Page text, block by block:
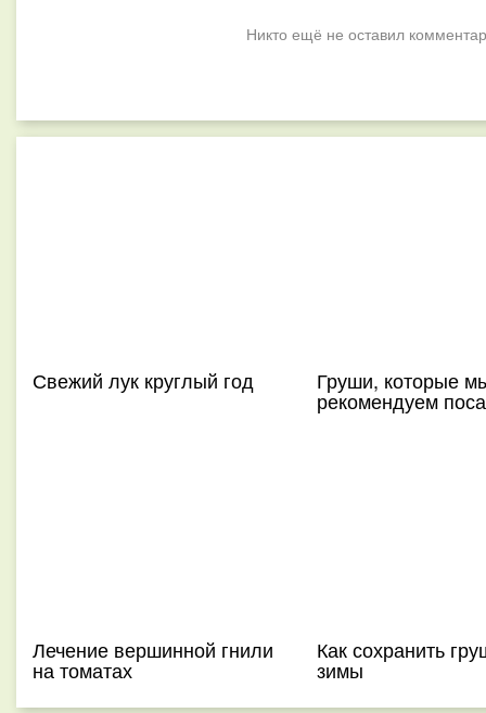
Никто ещё не оставил
Свежий лук круглый год Груши, которые
рекомендуем
Лечение вершинной гнили
на томатах
Как сохранить
зимы